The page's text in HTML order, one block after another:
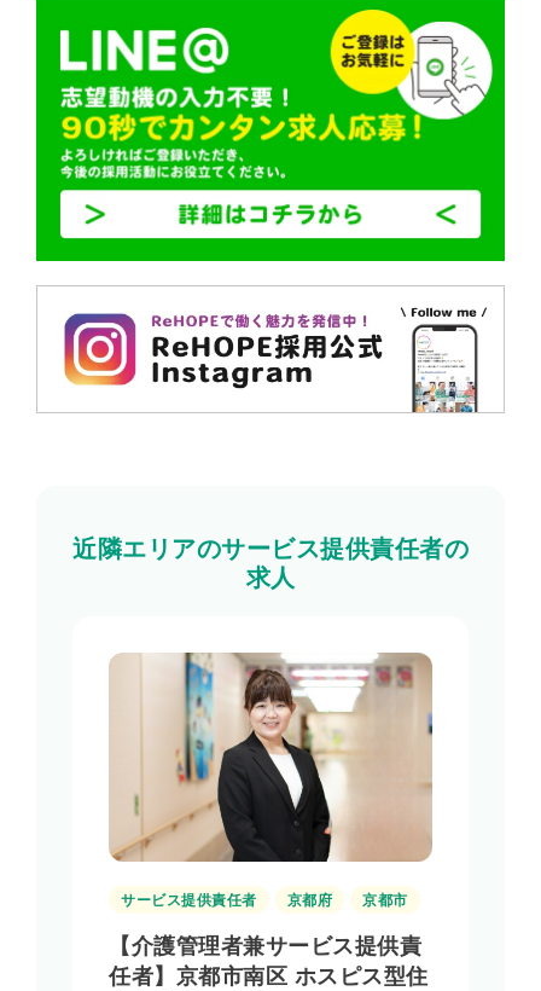
近隣エリアのサービス提供責任者の
求人
サービス提供責任者 京都府 京都市
【介護管理者兼サービス提供責
任者】京都市南区 ホスピス型住